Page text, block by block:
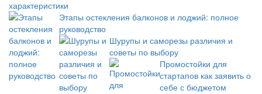
характеристики
Этапы остекления балконов и лоджий: полное
руководство
Шурупы и саморезы различия и
советы по выбору
Промостойки для
стартапов как заявить о
себе с бюджетом